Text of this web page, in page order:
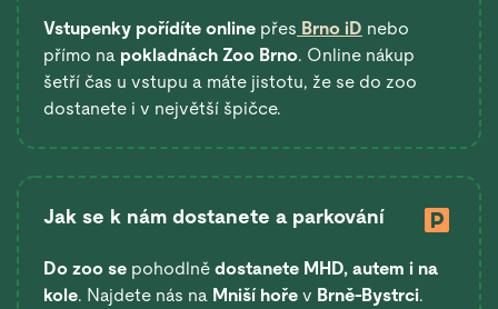
Vstupenky pořídíte online přes Brno iD nebo
přímo na pokladnách Zoo Brno. Online nákup
šetří čas u vstupu a máte jistotu, že se do zoo
dostanete i v největší špičce.
Jak se k nám dostanete a parkování
Do zoo se pohodlně dostanete MHD, autem i na
kole. Najdete nás na Mniší hoře v Brně-Bystrci.